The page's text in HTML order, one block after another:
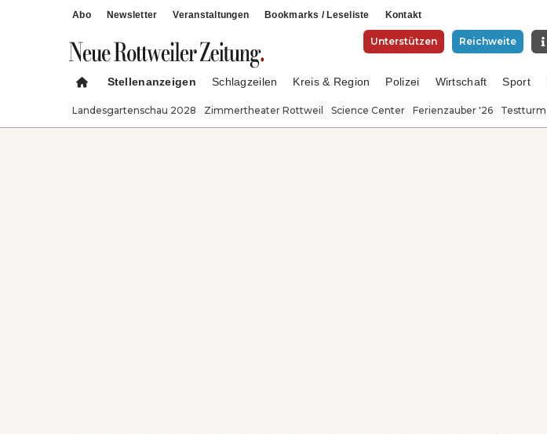
Abo Newsletter Veranstaltungen Bookmarks / Leseliste Kontakt
Unterstützen Reichweite
Stellenanzeigen Schlagzeilen Kreis & Region Polizei Wirtschaft Sport
Landesgartenschau 2028 Zimmertheater Rottweil Science Center Ferienzauber '26 Testturm